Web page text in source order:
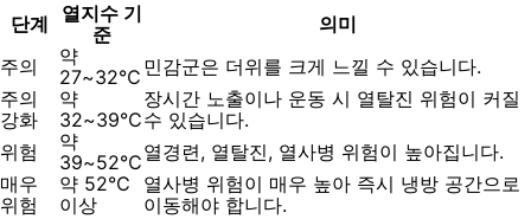
단계
열지수 기
준
의미
주의
약
27~32℃ 민감군은 더위를 크게 느낄 수 있습니다.
주의
강화
약
32~39℃
장시간 노출이나 운동 시 열탈진 위험이 커질
수 있습니다.
위험
약
39~52℃열경련, 열탈진, 열사병 위험이 높아집니다.
매우
위험
약 52℃
이상
열사병 위험이 매우 높아 즉시 냉방 공간으로
이동해야 합니다.